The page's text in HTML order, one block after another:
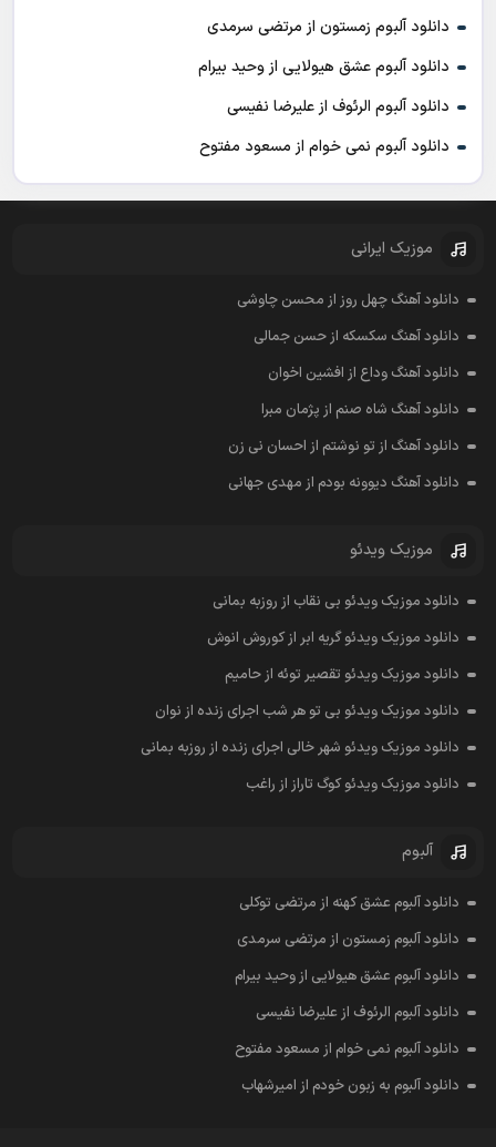
دانلود آلبوم زمستون از مرتضی سرمدی
دانلود آلبوم عشق هیولایی از وحید بیرام
دانلود آلبوم الرئوف از علیرضا نفیسی
دانلود آلبوم نمی خوام از مسعود مفتوح
موزیک ایرانی
دانلود آهنگ چهل روز از محسن چاوشی
دانلود آهنگ سکسکه از حسن جمالی
دانلود آهنگ وداع از افشين اخوان
دانلود آهنگ شاه صنم از پژمان مبرا
دانلود آهنگ از تو نوشتم از احسان نی زن
دانلود آهنگ دیوونه بودم از مهدی جهانی
موزیک ویدئو
دانلود موزیک ویدئو بی نقاب از روزبه بمانی
دانلود موزیک ویدئو گریه ابر از کوروش انوش
دانلود موزیک ویدئو تقصیر توئه از حامیم
دانلود موزیک ویدئو بی تو هر شب اجرای زنده از نوان
دانلود موزیک ویدئو شهر خالی اجرای زنده از روزبه بمانی
دانلود موزیک ویدئو کوگ تاراز از راغب
آلبوم
دانلود آلبوم عشق کهنه از مرتضی توکلی
دانلود آلبوم زمستون از مرتضی سرمدی
دانلود آلبوم عشق هیولایی از وحید بیرام
دانلود آلبوم الرئوف از علیرضا نفیسی
دانلود آلبوم نمی خوام از مسعود مفتوح
دانلود آلبوم به زبون خودم از امیرشهاب